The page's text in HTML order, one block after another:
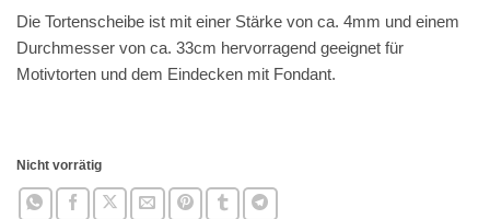
Die Tortenscheibe ist mit einer Stärke von ca. 4mm und einem
Durchmesser von ca. 33cm hervorragend geeignet für
Motivtorten und dem Eindecken mit Fondant.
Nicht vorrätig